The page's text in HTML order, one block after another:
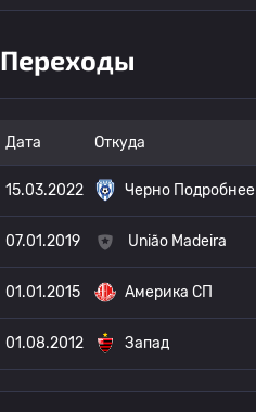
Переходы
Дата Откуда
15.03.2022 Черно Подробнее
07.01.2019 União Madeira
01.01.2015 Америка СП
01.08.2012 Запад